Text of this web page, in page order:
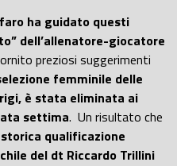
ha guidato questi
dell’allenatore-giocatore
preziosi suggerimenti
femminile delle
è stata eliminata ai
settima. Un risultato che
storica qualificazione
del dt Riccardo Trillini